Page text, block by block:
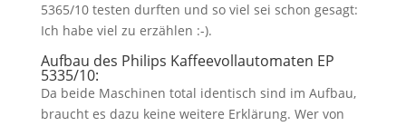
5365/10 testen durften und so viel sei schon gesagt:
Ich habe viel zu erzählen :-).
Aufbau des Philips Kaffeevollautomaten EP
5335/10:
Da beide Maschinen total identisch sind im Aufbau,
braucht es dazu keine weitere Erklärung. Wer von